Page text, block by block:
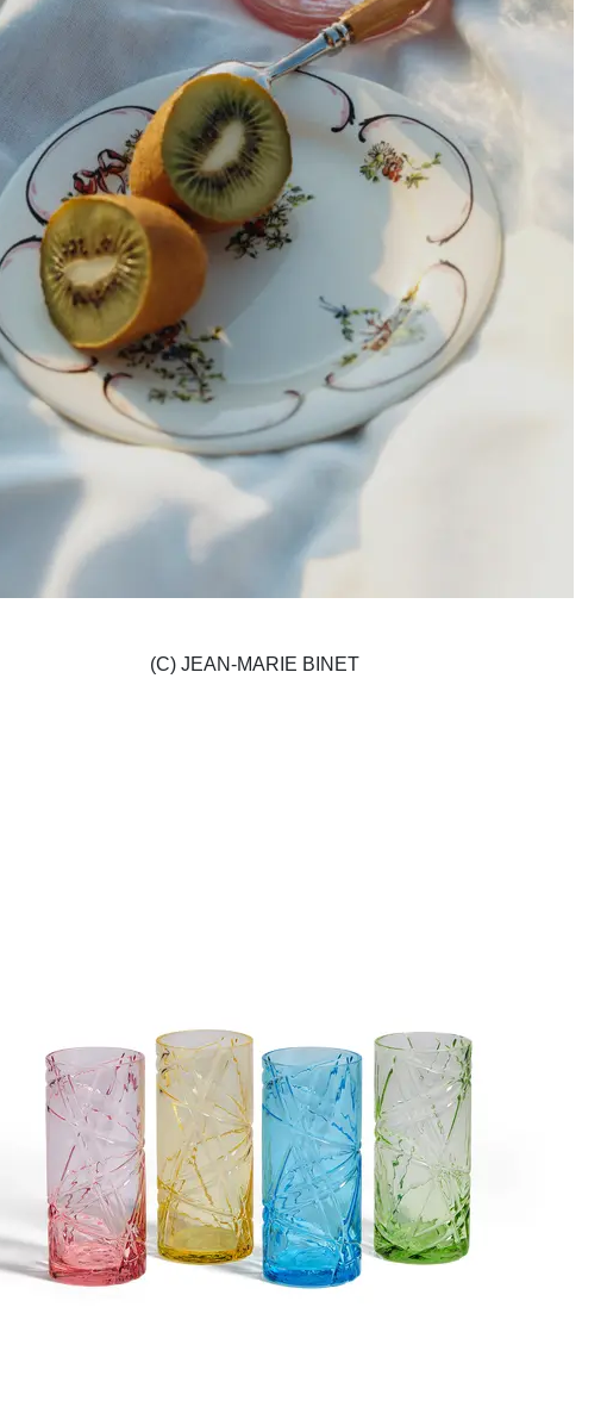
(C) JEAN-MARIE BINET